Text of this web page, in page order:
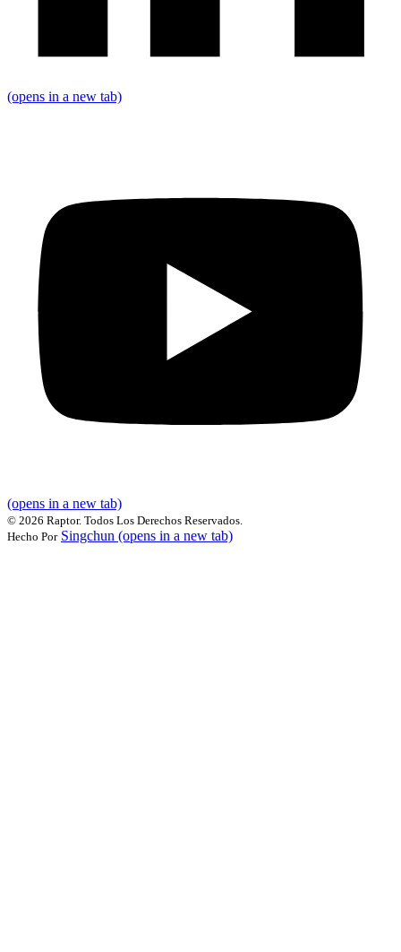
(opens in a new tab)
(opens in a new tab)
© 2026 Raptor. Todos Los Derechos Reservados.
Hecho Por Singchun (opens in a new tab)